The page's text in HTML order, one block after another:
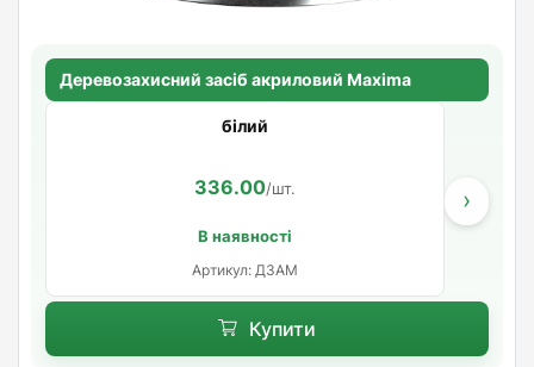
Деревозахисний засіб акриловий Maxima
білий
336.00/шт.
В наявності
Артикул: ДЗАМ
›
Купити